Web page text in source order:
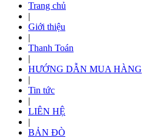
Trang chủ
|
Giới thiệu
|
Thanh Toán
|
HƯỚNG DẪN MUA HÀNG
|
Tin tức
|
LIÊN HỆ
|
BẢN ĐÒ